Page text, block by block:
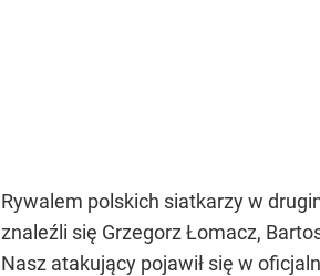
Rywalem polskich siatkarzy w
znaleźli się Grzegorz Łomacz,
Nasz atakujący pojawił się w